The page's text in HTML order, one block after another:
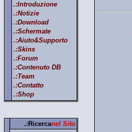
.:Introduzione
.:Notizie
.:Download
.:Schermate
.:Aiuto&Supporto
.:Skins
.:Forum
.:Contenuto DB
.:Team
.:Contatto
.:Shop
.:Ricercanel Sito